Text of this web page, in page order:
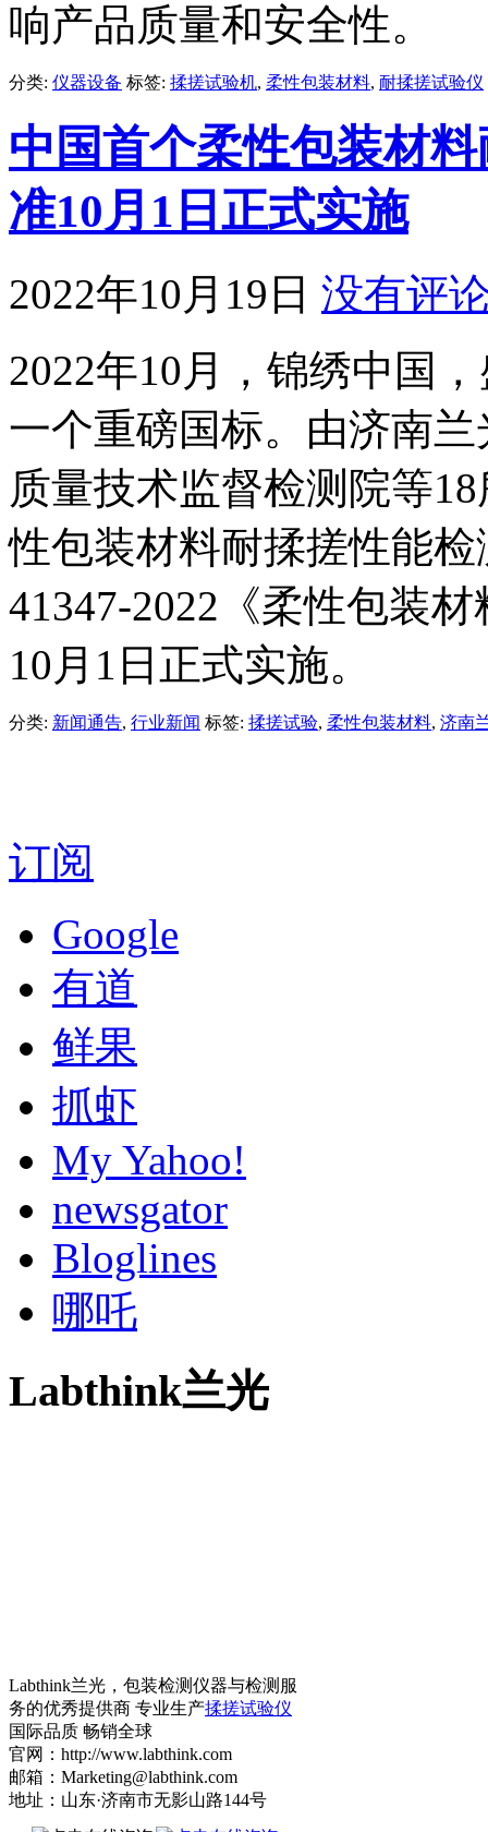
响产品质量和安全性。
分类: 仪器设备 标签: 揉搓试验机, 柔性包装材料, 耐揉搓试验仪
中国首个柔性包装材
准10月1日正式实施
2022年10月19日 没有评
2022年10月，锦绣中国
一个重磅国标。由济南
质量技术监督检测院等
性包装材料耐揉搓性能
41347-2022《柔性包装
10月1日正式实施。
分类: 新闻通告, 行业新闻 标签: 揉搓试验, 柔性包装材料, 济南
订阅
Google
有道
鲜果
抓虾
My Yahoo!
newsgator
Bloglines
哪吒
Labthink兰光
Labthink兰光，包装检测仪器与检测服
务的优秀提供商 专业生产揉搓试验仪
国际品质 畅销全球
官网：http://www.labthink.com
邮箱：Marketing@labthink.com
地址：山东·济南市无影山路144号